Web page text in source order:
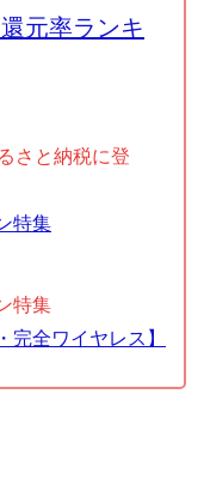
元率ランキ
さと納税に登
特集
特集
完全ワイヤレス】